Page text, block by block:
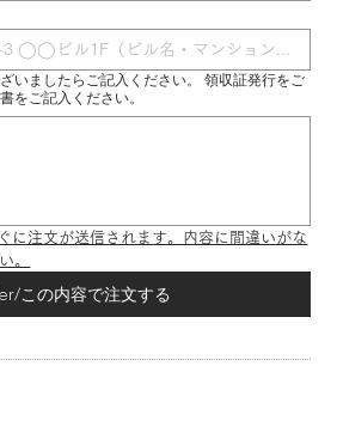
いましたらご記入ください。 領収証発行をご
をご記入ください。
に注文が送信されます。内容に間違いがな
。
この内容で注文する